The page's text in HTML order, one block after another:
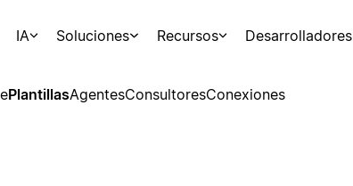
IA Soluciones Recursos Desarrolladores
PlantillasAgentesConsultoresConexiones